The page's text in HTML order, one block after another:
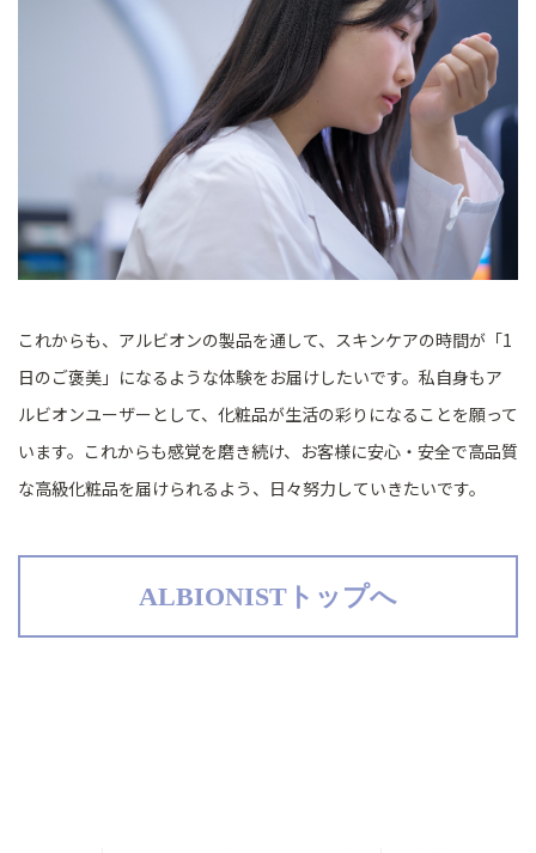
これからも、アルビオンの製品を通して、スキンケアの時間が「1
日のご褒美」になるような体験をお届けしたいです。私自身もア
ルビオンユーザーとして、化粧品が生活の彩りになることを願って
います。これからも感覚を磨き続け、お客様に安心・安全で高品質
な高級化粧品を届けられるよう、日々努力していきたいです。
ALBIONISTトップへ